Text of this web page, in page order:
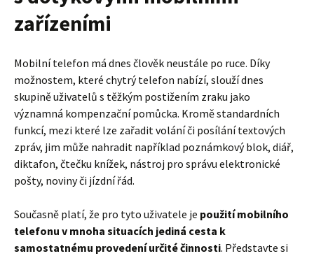
zařízeními
Mobilní telefon má dnes člověk neustále po ruce. Díky
možnostem, které chytrý telefon nabízí, slouží dnes
skupině uživatelů s těžkým postižením zraku jako
významná kompenzační pomůcka. Kromě standardních
funkcí, mezi které lze zařadit volání či posílání textových
zpráv, jim může nahradit například poznámkový blok, diář,
diktafon, čtečku knížek, nástroj pro správu elektronické
pošty, noviny či jízdní řád.
Současně platí, že pro tyto uživatele je použití mobilního
telefonu v mnoha situacích jediná cesta k
samostatnému provedení určité činnosti. Představte si